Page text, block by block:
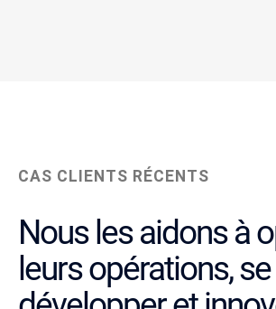
CAS CLIENTS RÉCENTS
Nous les aidons à
leurs opérations, se